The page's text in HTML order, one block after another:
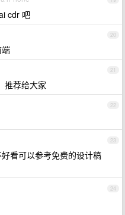
cdr 吧
20
21
推荐给大家
22
23
看可以参考免费的设计稿
24